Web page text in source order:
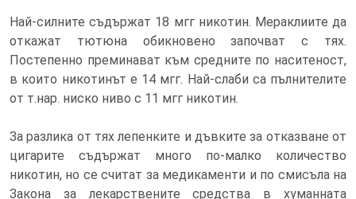
Най-силните съдържат 18 мгг никотин. Мераклиите да
откажат тютюна обикновено започват с тях.
Постепенно преминават към средните по наситеност,
в които никотинът е 14 мгг. Най-слаби са пълнителите
от т.нар. ниско ниво с 11 мгг никотин.
За разлика от тях лепенките и дъвките за отказване от
цигарите съдържат много по-малко количество
никотин, но се считат за медикаменти и по смисъла на
Закона за лекарствените средства в хуманната